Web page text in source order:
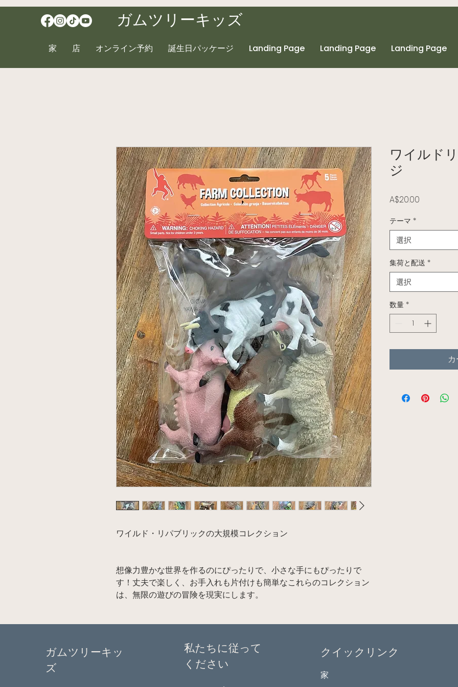
ガムツリーキッズ
家 店 オンライン予約 誕生日パッケージ Landing Page Landing Page Landing Page
ワイルド・リパブリックの大規模コレクション
想像力豊かな世界を作るのにぴったりで、小さな手にもぴったりで
す！丈夫で楽しく、お手入れも片付けも簡単なこれらのコレクション
は、無限の遊びの冒険を現実にします。
ワイルド
ジ
A$20.00
テーマ *
選択
集荷と配送 *
選択
数量 *
ガムツリーキッ
ズ
私たちに従って
ください
クイックリンク
家